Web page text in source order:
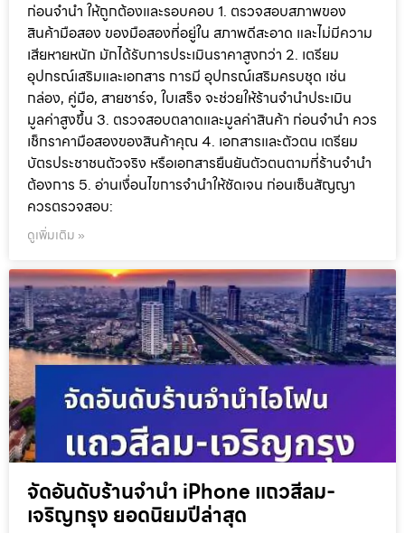
ก่อนจำนำ ให้ถูกต้องและรอบคอบ 1. ตรวจสอบสภาพของ
สินค้ามือสอง ของมือสองที่อยู่ใน สภาพดีสะอาด และไม่มีความ
เสียหายหนัก มักได้รับการประเมินราคาสูงกว่า 2. เตรียม
อุปกรณ์เสริมและเอกสาร การมี อุปกรณ์เสริมครบชุด เช่น
กล่อง, คู่มือ, สายชาร์จ, ใบเสร็จ จะช่วยให้ร้านจำนำประเมิน
มูลค่าสูงขึ้น 3. ตรวจสอบตลาดและมูลค่าสินค้า ก่อนจำนำ ควร
เช็กราคามือสองของสินค้าคุณ 4. เอกสารและตัวตน เตรียม
บัตรประชาชนตัวจริง หรือเอกสารยืนยันตัวตนตามที่ร้านจำนำ
ต้องการ 5. อ่านเงื่อนไขการจำนำให้ชัดเจน ก่อนเซ็นสัญญา
ควรตรวจสอบ:
ดูเพิ่มเติม »
จัดอันดับร้านจำนำ iPhone แถวสีลม-
เจริญกรุง ยอดนิยมปีล่าสุด